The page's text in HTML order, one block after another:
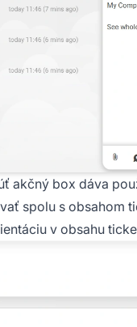
akčný box dáva
spolu s obsahom
v obsahu